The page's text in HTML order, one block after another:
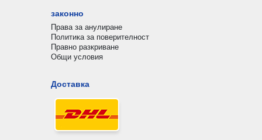
законно
Права за анулиране
Политика за поверителност
Правно разкриване
Общи условия
Доставка